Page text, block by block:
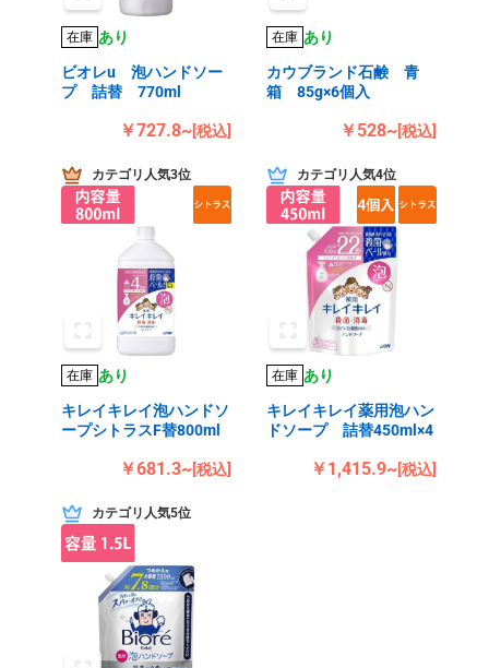
在庫 あり
ビオレu 泡ハンドソー
プ 詰替 770ml
￥727.8~[税込]
在庫 あり
カウブランド石鹸 青
箱 85g×6個入
￥528~[税込]
カテゴリ人気3位
在庫 あり
キレイキレイ泡ハンドソ
ープシトラスF替800ml
￥681.3~[税込]
カテゴリ人気4位
在庫 あり
キレイキレイ薬用泡ハン
ドソープ 詰替450ml×4
￥1,415.9~[税込]
カテゴリ人気5位